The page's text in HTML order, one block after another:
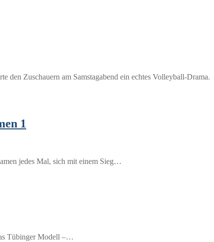
den Zuschauern am Samstagabend ein echtes Volleyball-Drama.
1
jedes Mal, sich mit einem Sieg…
Tübinger Modell –…